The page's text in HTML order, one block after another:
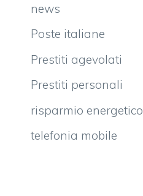
news
Poste italiane
Prestiti agevolati
Prestiti personali
risparmio energetico
telefonia mobile